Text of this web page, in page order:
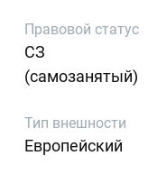
Правовой статус
СЗ
(самозанятый)
Тип внешности
Европейский